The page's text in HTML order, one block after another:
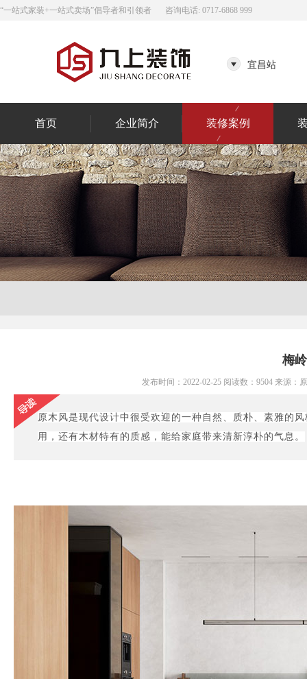
“一站式家装+一站式卖场”倡导者和引领者 咨询电话: 0717-6868 999
宜昌站
首页 企业简介 装修案例
梅
发布时间：2022-02-25 阅读数：9504 来源
原木风是现代设计中很受欢迎的一种自然、质朴、素雅的
用，还有木材特有的质感，能给家庭带来清新淳朴的气息。